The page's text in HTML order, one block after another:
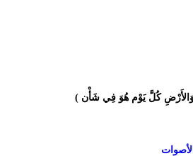
كُلَّ يَوْم هُوَ فِي شَأْن )